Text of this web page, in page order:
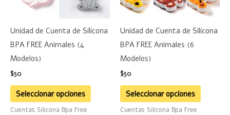
Unidad de Cuenta de Silicona
BPA FREE Animales (4
Modelos)
$50
Seleccionar opciones
opciones
pueden
de
Cuentas Silicona Bpa Free
Unidad de Cuenta de Silicona
BPA FREE Animales (6
Modelos)
$50
Seleccionar opciones
opciones
pueden
de
Cuentas Silicona Bpa Free